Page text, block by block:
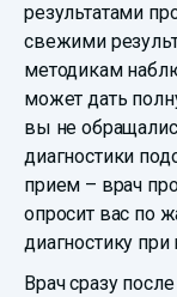
результатами
свежими
методикам
может дать
вы не
диагностики
прием – врач
опросит вас по
диагностику
Врач сразу